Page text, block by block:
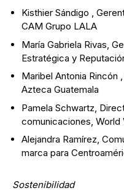
Kisthier Sándigo ,
CAM Grupo LALA
María Gabriela Rivas,
Estratégica y
Maribel Antonia Rincón
Azteca Guatemala
Pamela Schwartz,
comunicaciones, World
Alejandra Ramírez,
marca para
Sostenibilidad